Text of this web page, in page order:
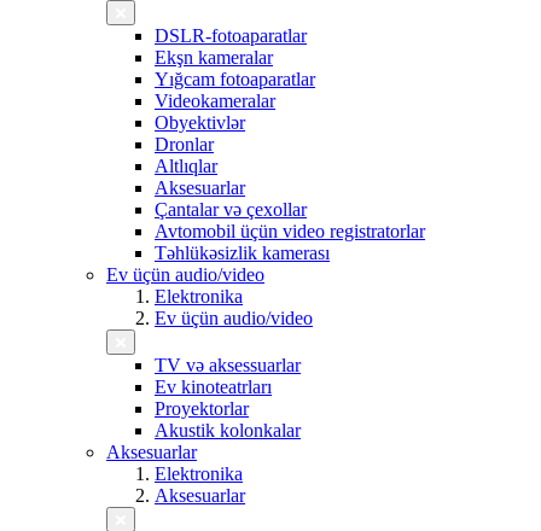
DSLR-fotoaparatlar
Ekşn kameralar
Yığcam fotoaparatlar
Videokameralar
Obyektivlər
Dronlar
Altlıqlar
Aksesuarlar
Çantalar və çexollar
Avtomobil üçün video registratorlar
Təhlükəsizlik kamerası
Ev üçün audio/video
Elektronika
Ev üçün audio/video
TV və aksessuarlar
Ev kinoteatrları
Proyektorlar
Akustik kolonkalar
Aksesuarlar
Elektronika
Aksesuarlar